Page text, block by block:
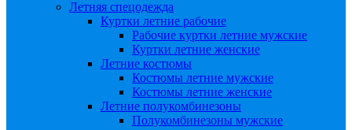
Летняя спецодежда
Куртки летние рабочие
Рабочие куртки летние мужские
Куртки летние женские
Летние костюмы
Костюмы летние мужские
Костюмы летние женские
Летние полукомбинезоны
Полукомбинезоны мужские